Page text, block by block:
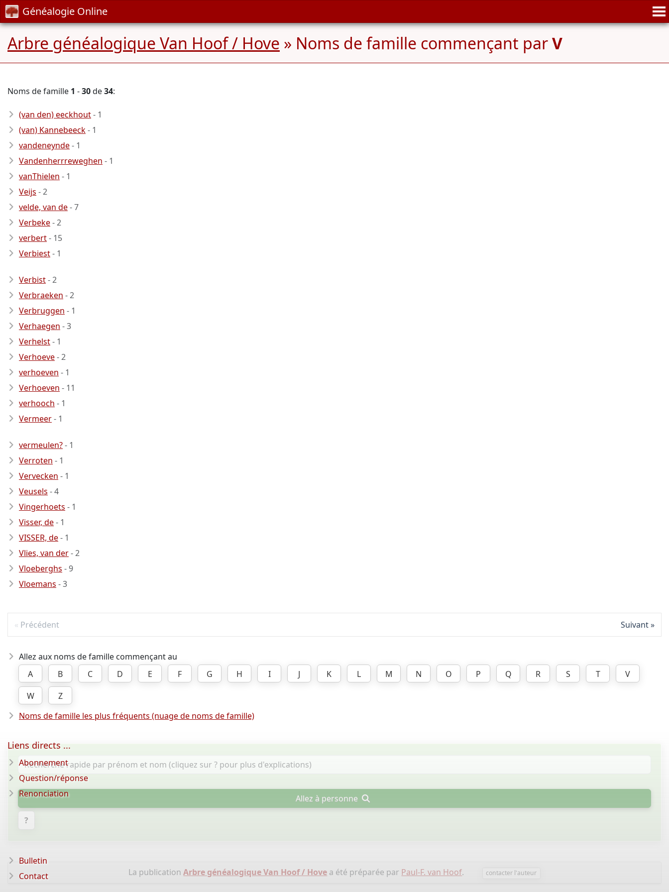
Généalogie Online
Arbre généalogique Van Hoof / Hove » Noms de famille commençant parV
Noms de famille 1 -30de34:
(van den) eeckhout- 1
(van) Kannebeeck- 1
vandeneynde- 1
Vandenherrreweghen - 1
vanThielen - 1
Veijs - 2
velde, van de- 7
Verbeke- 2
verbert- 15
Verbiest- 1
Verbist- 2
Verbraeken - 2
Verbruggen - 1
Verhaegen - 3
Verhelst- 1
Verhoeve- 2
verhoeven - 1
Verhoeven - 11
verhooch - 1
Vermeer- 1
vermeulen?- 1
Verroten - 1
Vervecken - 1
Veusels - 4
Vingerhoets - 1
Visser, de- 1
VISSER, de- 1
Vlies, van der- 2
Vloeberghs - 9
Vloemans - 3
Précédent Suivant
Allez aux noms de famille commençant au
A
B C D E F G H I J K L M N O P Q R S T
V
W
Z
Noms de famille les plus fréquents (nuage de noms de famille)
Allez à personne
?
La publicationArbre généalogique Van Hoof / Hove a été préparée par Paul-F. van Hoof. contacter l'auteur
Liens directs ...
Abonnement
Question/réponse
Renonciation
Bulletin
Contact